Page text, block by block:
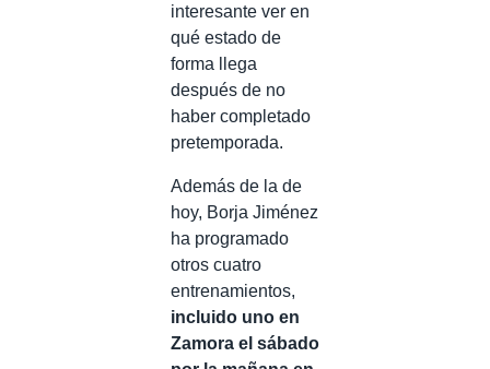
interesante ver en
qué estado de
forma llega
después de no
haber completado
pretemporada.
Además de la de
hoy, Borja Jiménez
ha programado
otros cuatro
entrenamientos,
incluido uno en
Zamora el sábado